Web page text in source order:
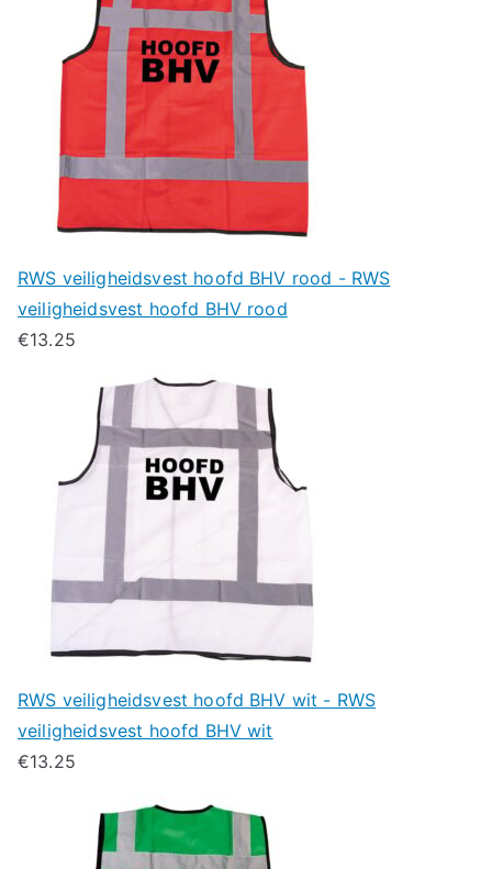
RWS veiligheidsvest hoofd BHV rood - RWS
veiligheidsvest hoofd BHV rood
€13.25
RWS veiligheidsvest hoofd BHV wit - RWS
veiligheidsvest hoofd BHV wit
€13.25